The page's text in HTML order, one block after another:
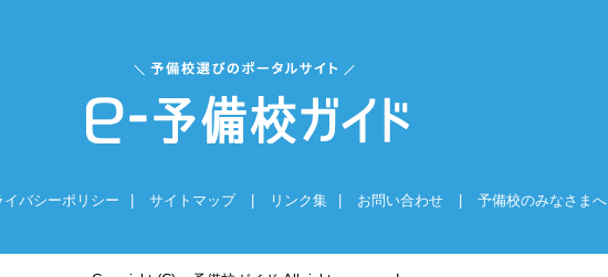
イバシーポリシー サイトマップ リンク集 お問い合わせ 予備校のみなさまへ